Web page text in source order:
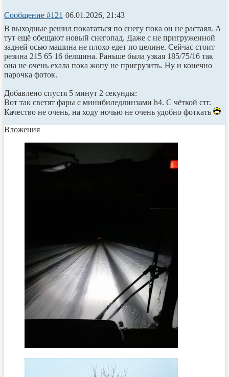
Сообщение #121 06.01.2026, 21:43
В выходные решил покататься по снегу пока он не растаял. А
тут ещё обещают новый снегопад. Даже с не пригруженной
задней осью машина не плохо едет по целине. Сейчас стоит
резина 215 65 16 белшина. Раньше была узкая 185/75/16 так
она не очень ехала пока жопу не пригрузить. Ну и конечно
парочка фоток.
Добавлено спустя 5 минут 2 секунды:
Вот так светят фары с минибиледлинзами h4. С чёткой стг.
Качество не очень, на ходу ночью не очень удобно фоткать
Вложения